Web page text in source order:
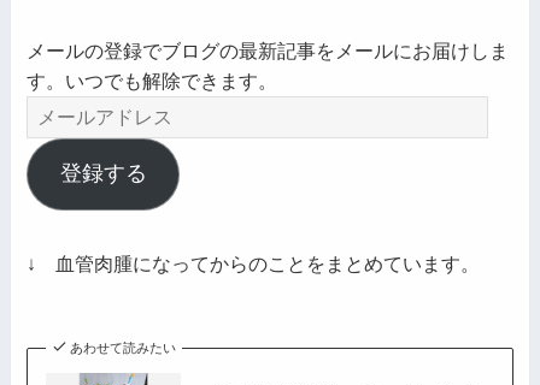
メールの登録でブログの最新記事をメールにお届けしま
す。いつでも解除できます。
メ
ー
ル
ア
レ
登録する
↓ 血管肉腫になってからのことをまとめています。
あわせて読みたい